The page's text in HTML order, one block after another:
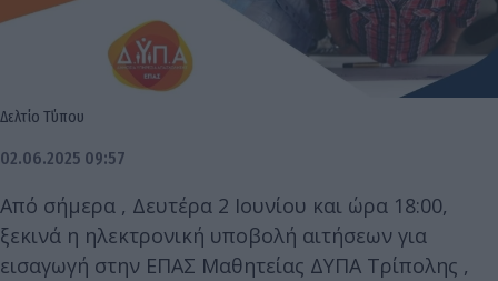
Δελτίο Τ΄ύπου
02.06.2025 09:57
Από σήμερα , Δευτέρα 2 Ιουνίου και ώρα 18:00,
ξεκινά η ηλεκτρονική υποβολή αιτήσεων για
εισαγωγή στην ΕΠΑΣ Μαθητείας ΔΥΠΑ Τρίπολης ,